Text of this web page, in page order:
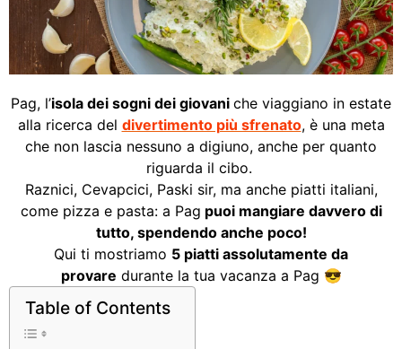
Pag, l’isola dei sogni dei giovani che viaggiano in estate
alla ricerca del divertimento più sfrenato, è una meta
che non lascia nessuno a digiuno, anche per quanto
riguarda il cibo.
Raznici, Cevapcici, Paski sir, ma anche piatti italiani,
come pizza e pasta: a Pag puoi mangiare davvero di
tutto, spendendo anche poco!
Qui ti mostriamo 5 piatti assolutamente da
provare durante la tua vacanza a Pag 😎
Table of Contents